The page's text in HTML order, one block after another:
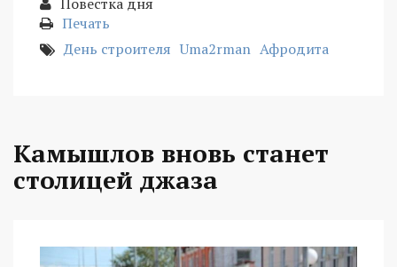
Печать
День строителя Uma2rman Афродита
Камышлов вновь станет
столицей джаза